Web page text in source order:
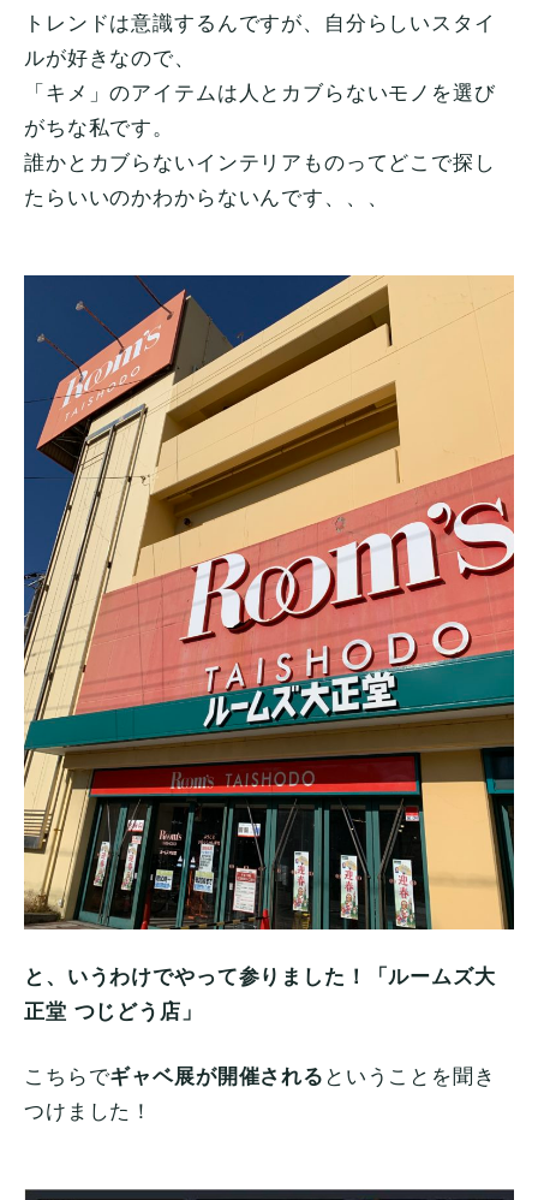
トレンドは意識するんですが、自分らしいスタイ
ルが好きなので、
「キメ」のアイテムは人とカブらないモノを選び
がちな私です。
誰かとカブらないインテリアものってどこで探し
たらいいのかわからないんです、、、
と、いうわけでやって参り ました！「ルームズ大
正堂 つじどう店」
こちらでギャベ展が開催される ということを聞き
つけました！